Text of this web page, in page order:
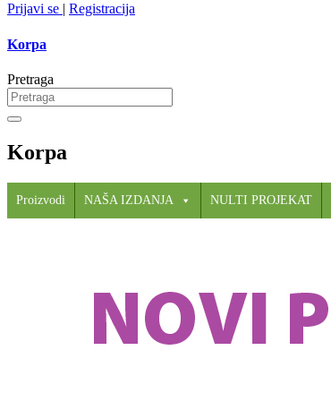
Prijavi se | Registracija
Korpa
Pretraga
Korpa
Proizvodi NAŠA IZDANJA NULTI PROJEKAT